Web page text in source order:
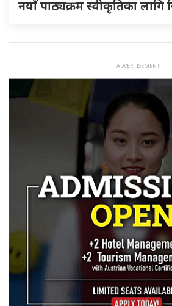
नयाँ पाठ्यक्रम स्वीकृतिका लागि